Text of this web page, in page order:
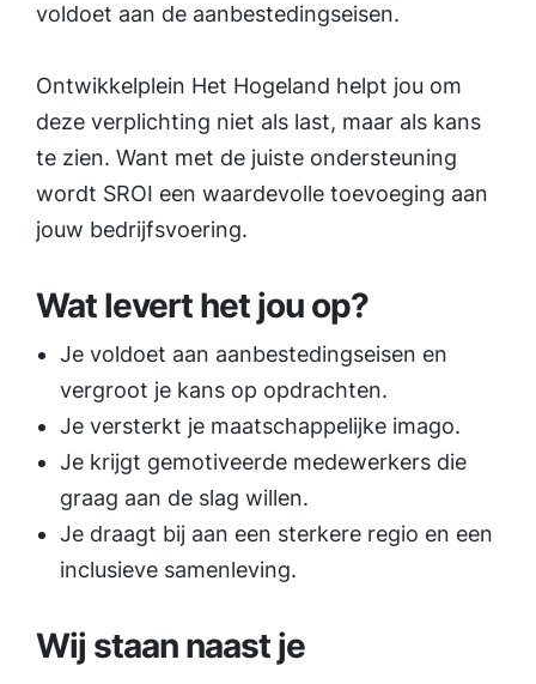
voldoet aan de aanbestedingseisen.
Ontwikkelplein Het Hogeland helpt jou om
deze verplichting niet als last, maar als kans
te zien. Want met de juiste onder­steuning
wordt SROI een waardevolle toevoeging aan
jouw bedrijfsvoering.
Wat levert het jou op?
Je voldoet aan aanbestedingseisen en
vergroot je kans op opdrachten.
Je versterkt je maatschappelijke imago.
Je krijgt gemotiveerde medewerkers die
graag aan de slag willen.
Je draagt bij aan een sterkere regio en een
inclusieve samenleving.
Wij staan naast je